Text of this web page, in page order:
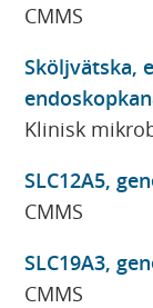
CMMS
Sköljvätska,
Klinisk
SLC12A5,
CMMS
SLC19A3,
CMMS